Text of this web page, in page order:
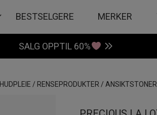
BESTSELGERE MERKER
SALG OPPTIL 60%
HUDPLEIE / RENSEPRODUKTER / ANSIKTSTONER